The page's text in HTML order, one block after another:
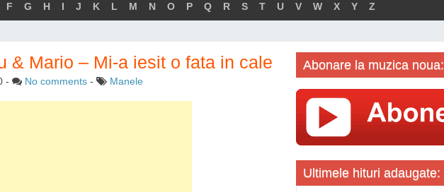
F G H I J K L M N O P Q R S T U V W X Y Z
& Mario – Mi-a iesit o fata in cale
- No comments - Manele
Abonare la muzica noua:
Ultimele hituri adaugate: